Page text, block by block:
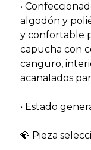
•
algodón y
y confortable
capucha con
canguro,
acanalados
• Estado
💎 Pieza